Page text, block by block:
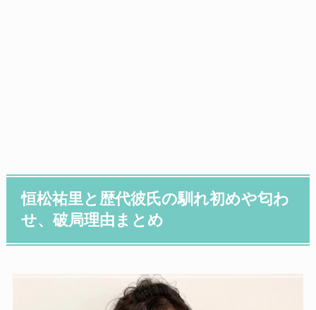
恒松祐里と歴代彼氏の馴れ初めや匂わ
せ、破局理由まとめ